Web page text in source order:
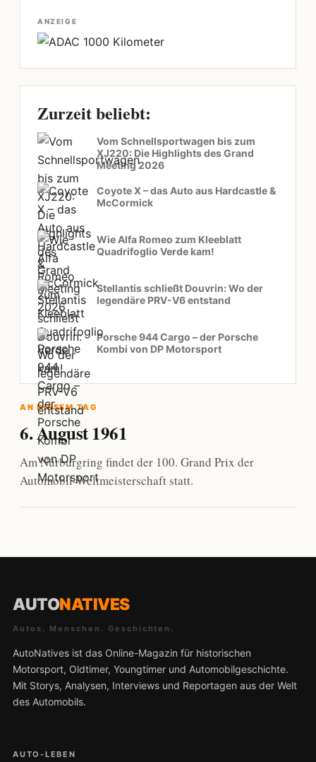
ANZEIGE
Zurzeit beliebt:
Vom Schnellsportwagen bis zum
XJ220: Die Highlights des Grand
Meeting 2026
Coyote X – das Auto aus Hardcastle &
McCormick
Wie Alfa Romeo zum Kleeblatt
Quadrifoglio Verde kam!
Stellantis schließt Douvrin: Wo der
legendäre PRV-V6 entstand
Porsche 944 Cargo – der Porsche
Kombi von DP Motorsport
AN DIESEM TAG
6. August 1961
Am Nürburgring findet der 100. Grand Prix der
Automobil-Weltmeisterschaft statt.
AUTONATIVES
Autos. Menschen. Geschichten.
AutoNatives ist das Online-Magazin für historischen
Motorsport, Oldtimer, Youngtimer und Automobilgeschichte.
Mit Storys, Analysen, Interviews und Reportagen aus der Welt
des Automobils.
AUTO-LEBEN